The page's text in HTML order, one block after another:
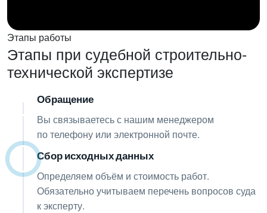
Этапы работы
Этапы при судебной строительно-
технической экспертизе
01 Обращение
Вы связываетесь с нашим менеджером
по телефону или электронной почте.
Сбор исходных данных
Определяем объём и стоимость работ.
Обязательно учитываем перечень вопросов суда
к эксперту.